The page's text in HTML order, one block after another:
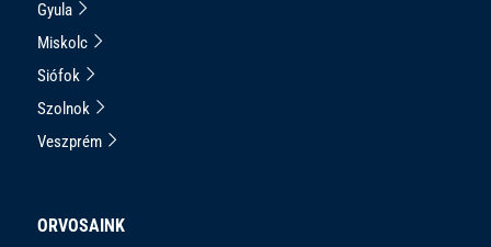
Gyula
Miskolc
Siófok
Szolnok
Veszprém
ORVOSAINK